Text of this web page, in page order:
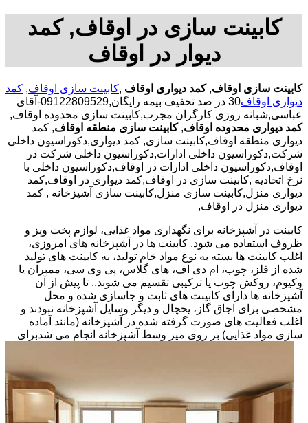
کابینت سازی در اوقاف, کمد
دیوار در اوقاف
کابینت سازی اوقاف,کمد دیواری اوقاف ,کابینت سازی اوقاف, کمد
دیواری اوقاف
30 در صد تخفیف بیمه رایگان,09122809529-آقای
عباسی,شبانه روزی کارگران مجرب,کابینت سازی محدوده اوقاف,
کمد دیواری محدوده اوقاف, کابینت سازی منطقه اوقاف, کمد
دیواری منطقه اوقاف,کابینت سازی, کمد دیواری,دکوراسیون داخلی
شرکت,دکوراسیون داخلی ادارات,دکوراسیون داخلی شرکت در
اوقاف,دکوراسیون داخلی ادارات در اوقاف,دکوراسیون داخلی با
نرخ اتحادیه ,کابینت سازی در اوقاف,کمد دیواری در اوقاف,کمد
دیواری منزل,کابینت سازی منزل,کابینت سازی آشپزخانه , کمد
دیواری منزل در اوقاف,
کابینت در آشپزخانه برای نگهداری مواد غذایی، لوازم پخت وپز و
ظروف استفاده می شود. کابینت ها در آشپزخانه های امروزی،
اغلب کابینت ها بسته به نوع مواد خام تولید، به کابینت های تولید
شده از فلز، چوب، ام دی اف، های گلاس، پی وی سی، ممبران یا
وکیوم، روکش چوب یا ترکیبی تقسیم می شوند.. تا پیش از آن
آشپزخانه ها دارای کابینت های ثابت و جاسازی شده و محل
مشخصی برای اجاق گاز، یخچال و دیگر وسایل آشپزخانه نبودند و
اغلب فعالیت های صورت گرفته شده در آشپزخانه (مانند آماده
سازی مواد غذایی) بر روی میز وسط آشپزخانه انجام می شدبرای